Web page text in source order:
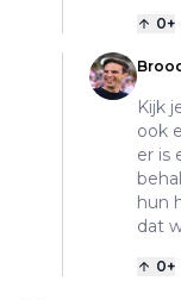
0+
Kijk
ook
er is
hun
dat
0+